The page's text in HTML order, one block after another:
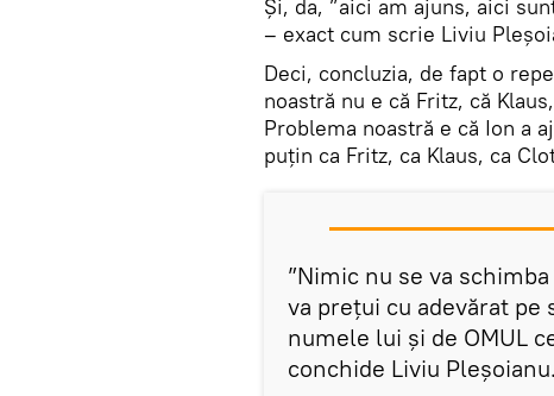
Și, da, ”aici am ajuns, aici
– exact cum scrie Liviu
Deci, concluzia, de fapt o
noastră nu e că Fritz, că
Problema noastră e că Ion a
puțin ca Fritz, ca Klaus, ca
”Nimic nu se va
va prețui cu adevărat pe
numele lui și de OMUL
conchide Liviu Pleșoianu.